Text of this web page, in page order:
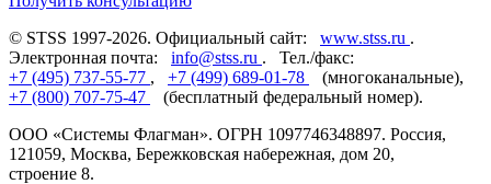
© STSS 1997-2026. Официальный сайт: www.stss.ru .
Электронная почта: info@stss.ru . Тел./факс:
+7 (495) 737-55-77 , +7 (499) 689-01-78
(многоканальные),
+7 (800) 707-75-47
(бесплатный федеральный номер).
ООО «Системы Флагман». ОГРН 1097746348897. Россия,
121059, Москва, Бережковская набережная, дом 20,
строение 8.